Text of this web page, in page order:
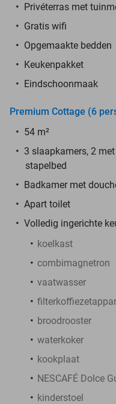
Privéterras met
Gratis wifi
Opgemaakte bedden
Keukenpakket
Eindschoonmaak
Premium Cottage (6
54 m²
3 slaapkamers, 2
stapelbed
Badkamer met
Apart toilet
Volledig ingerichte
koelkast
combimagnetron
vaatwasser
broodrooster
waterkoker
kookplaat
NESCAFÉ Dolce
kinderstoel